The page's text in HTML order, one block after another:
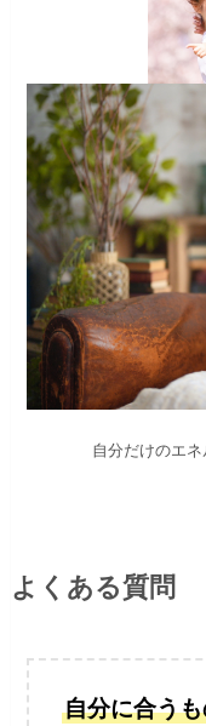
自分だけのエ
よくある質問
自分に合う